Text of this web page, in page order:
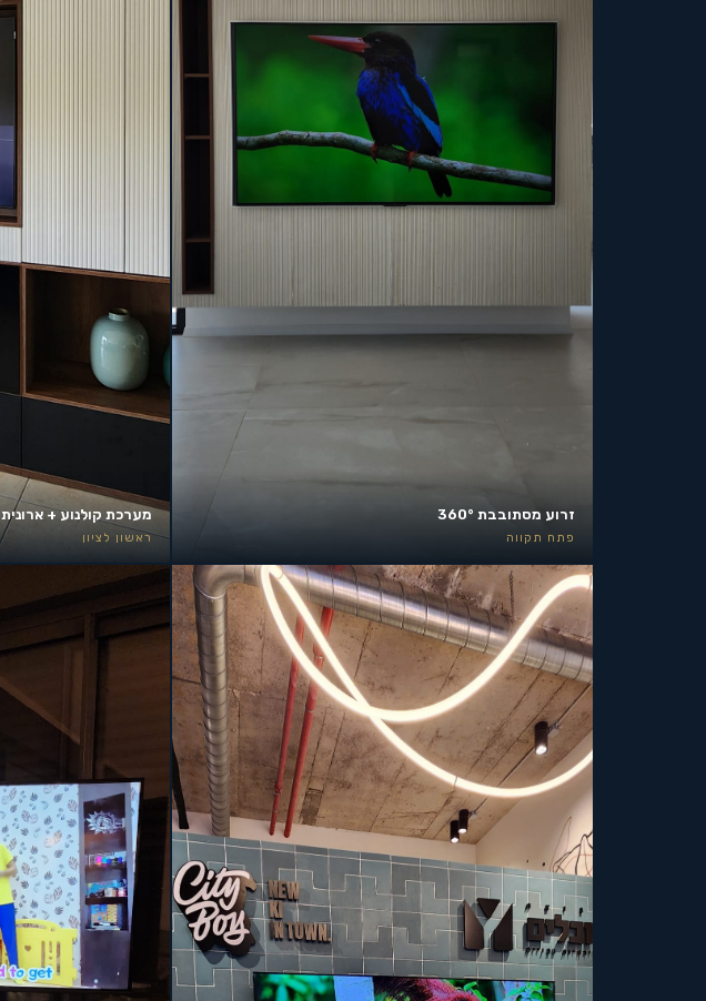
זרוע מסתובבת 360°
פתח תקווה
מערכת קולנוע + ארונית
ראשון לציון